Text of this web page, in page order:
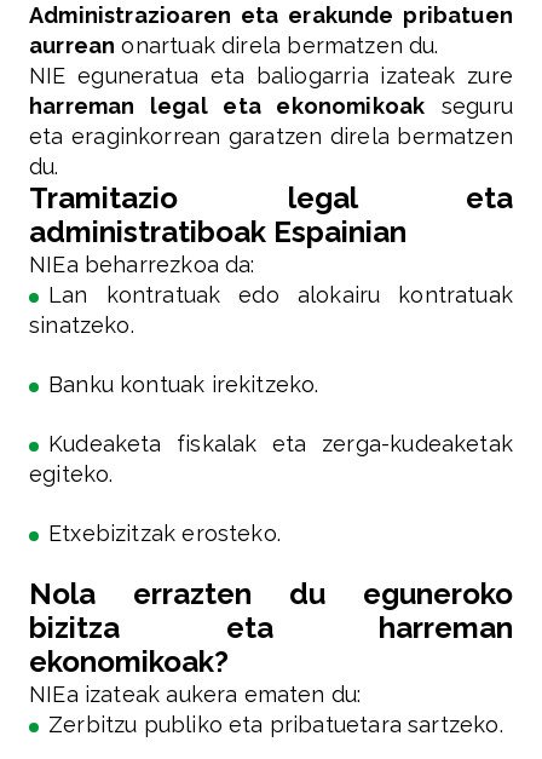
Administrazioaren eta erakunde pribatuen
aurrean onartuak direla bermatzen du.
NIE eguneratua eta baliogarria izateak zure
harreman legal eta ekonomikoak seguru
eta eraginkorrean garatzen direla bermatzen
du.
Tramitazio legal eta
administratiboak Espainian
NIEa beharrezkoa da:
Lan kontratuak edo alokairu kontratuak
sinatzeko.
Banku kontuak irekitzeko.
Kudeaketa fiskalak eta zerga-kudeaketak
egiteko.
Etxebizitzak erosteko.
Nola errazten du eguneroko
bizitza eta harreman
ekonomikoak?
NIEa izateak aukera ematen du:
Zerbitzu publiko eta pribatuetara sartzeko.